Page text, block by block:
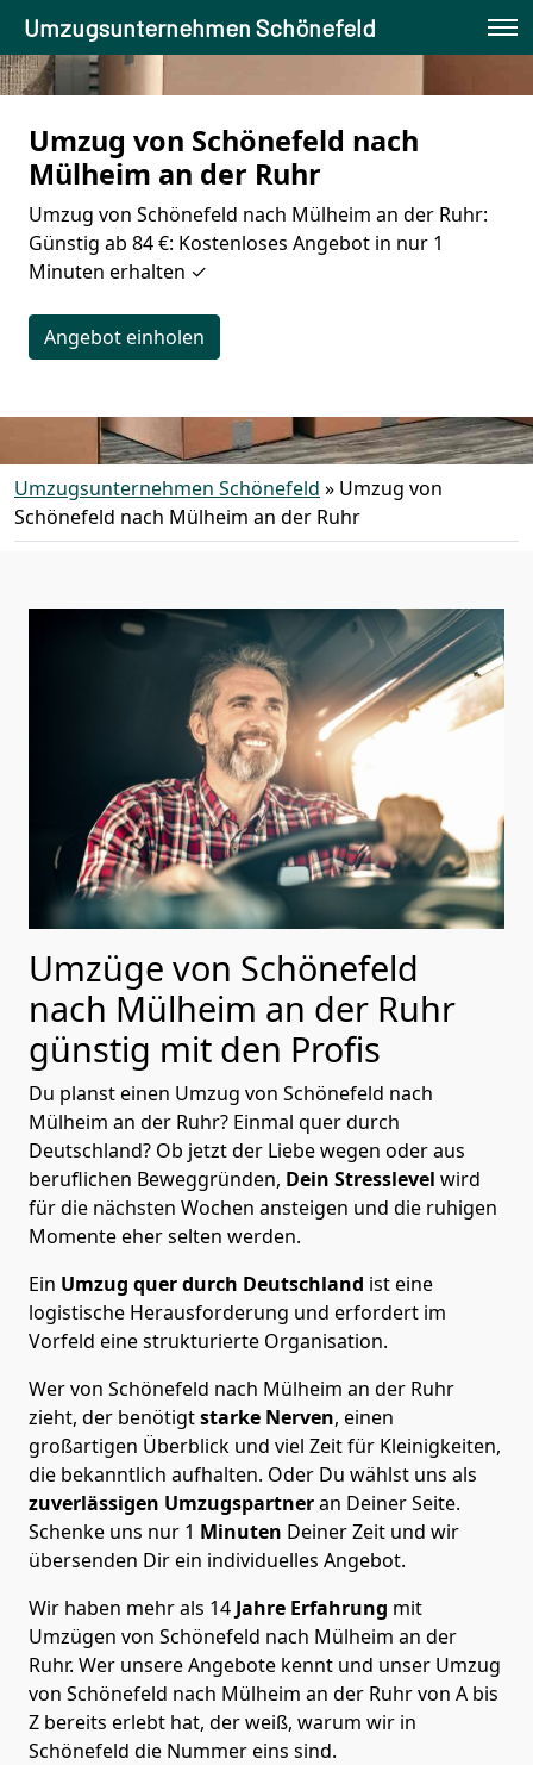
Umzugsunternehmen Schönefeld
Umzug von Schönefeld nach
Mülheim an der Ruhr
Umzug von Schönefeld nach Mülheim an der Ruhr:
Günstig ab 84 €: Kostenloses Angebot in nur 1
Minuten erhalten ✓
Angebot einholen
Umzugsunternehmen Schönefeld » Umzug von
Schönefeld nach Mülheim an der Ruhr
Umzüge von Schönefeld
nach Mülheim an der Ruhr
günstig mit den Profis
Du planst einen Umzug von Schönefeld nach
Mülheim an der Ruhr? Einmal quer durch
Deutschland? Ob jetzt der Liebe wegen oder aus
beruflichen Beweggründen, Dein Stresslevel wird
für die nächsten Wochen ansteigen und die ruhigen
Momente eher selten werden.
Ein Umzug quer durch Deutschland ist eine
logistische Herausforderung und erfordert im
Vorfeld eine strukturierte Organisation.
Wer von Schönefeld nach Mülheim an der Ruhr
zieht, der benötigtstarke Nerven, einen
großartigen Überblick und viel Zeit für Kleinigkeiten,
die bekanntlich aufhalten. Oder Du wählst uns als
zuverlässigen Umzugspartneran Deiner Seite.
Schenke uns nur 1 Minuten Deiner Zeit und wir
übersenden Dir ein individuelles Angebot.
Wir haben mehr als 14 Jahre Erfahrung mit
Umzügen von Schönefeld nach Mülheim an der
Ruhr. Wer unsere Angebote kennt und unser Umzug
von Schönefeld nach Mülheim an der Ruhr von A bis
Z bereits erlebt hat, der weiß, warum wir in
Schönefeld die Nummer eins sind.